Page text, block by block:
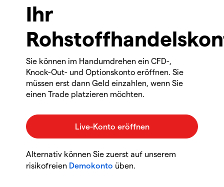
Ihr
Sie können im Handumdrehen ein CFD-,
Knock-Out- und Optionskonto eröffnen. Sie
müssen erst dann Geld einzahlen, wenn Sie
einen Trade platzieren möchten.
Alternativ können Sie zuerst auf unserem
risikofreien Demokonto üben.